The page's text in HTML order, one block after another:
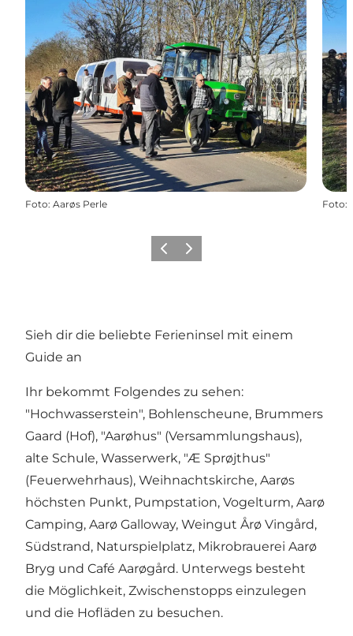
Foto: Aarøs Perle Foto:
ZurückWeiter
Sieh dir die beliebte Ferieninsel mit einem
Guide an
Ihr bekommt Folgendes zu sehen:
"Hochwasserstein", Bohlenscheune, Brummers
Gaard (Hof), "Aarøhus" (Versammlungshaus),
alte Schule, Wasserwerk, "Æ Sprøjthus"
(Feuerwehrhaus), Weihnachtskirche, Aarøs
höchsten Punkt, Pumpstation, Vogelturm, Aarø
Camping, Aarø Galloway, Weingut Årø Vingård,
Südstrand, Naturspielplatz, Mikrobrauerei Aarø
Bryg und Café Aarøgård. Unterwegs besteht
die Möglichkeit, Zwischenstopps einzulegen
und die Hofläden zu besuchen.